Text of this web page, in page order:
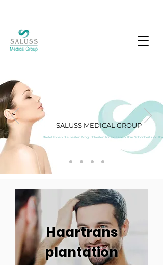
SALUSS MEDICAL GROUP
Bietet Ihnen die besten Möglichkeiten für Ihr Leben, Ihre Schönheit und
Haartrans
plantation